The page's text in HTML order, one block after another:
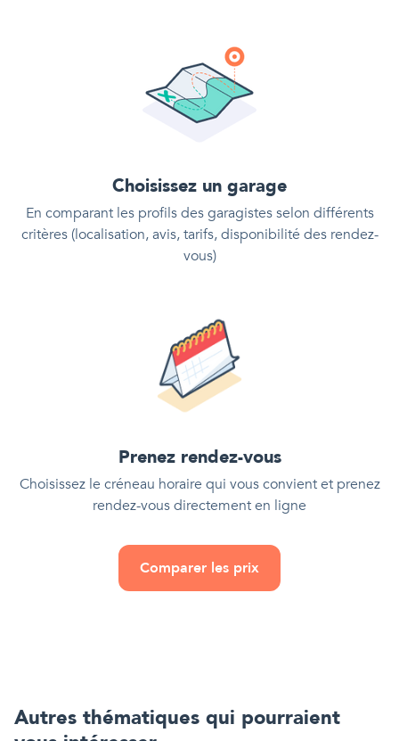
Choisissez un garage
En comparant les profils des garagistes selon différents
critères (localisation, avis, tarifs, disponibilité des rendez-
vous)
Prenez rendez-vous
Choisissez le créneau horaire qui vous convient et prenez
rendez-vous directement en ligne
Comparer les prix
Autres thématiques qui pourraient